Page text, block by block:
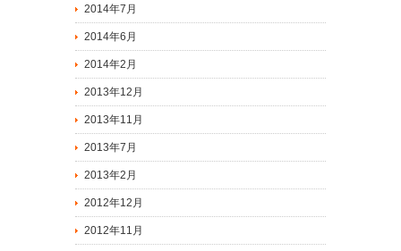
2014年7月
2014年6月
2014年2月
2013年12月
2013年11月
2013年7月
2013年2月
2012年12月
2012年11月